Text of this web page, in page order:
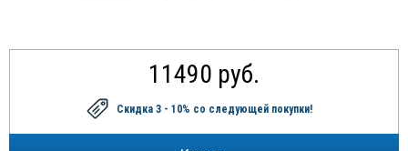
11490 руб.
Скидка 3 - 10% со следующей покупки!